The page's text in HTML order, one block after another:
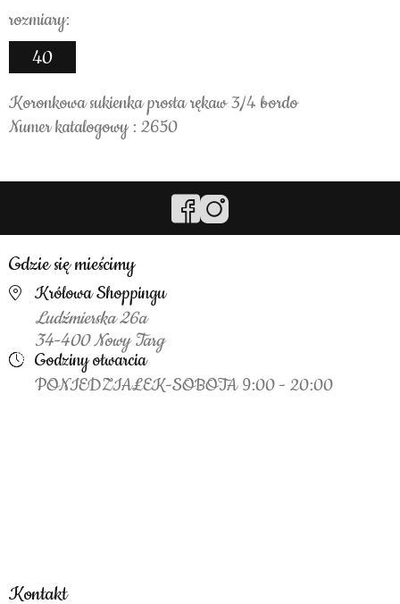
rozmiary:
40
Koronkowa sukienka prosta rękaw 3/4 bordo
Numer katalogowy : 2650
Gdzie się mieścimy
Królowa Shoppingu
Ludźmierska 26a
34-400 Nowy Targ
Godziny otwarcia
PONIEDZIAŁEK-SOBOTA 9:00 - 20:00
Kontakt